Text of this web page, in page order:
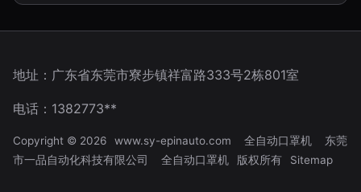
地址：广东省东莞市寮步镇祥富路333号2栋801室
电话：1382773**
Copyright © 2026 www.sy-epinauto.com 全自动口罩机
东莞
市一品自动化科技有限公司
全自动口罩机 版权所有 Sitemap